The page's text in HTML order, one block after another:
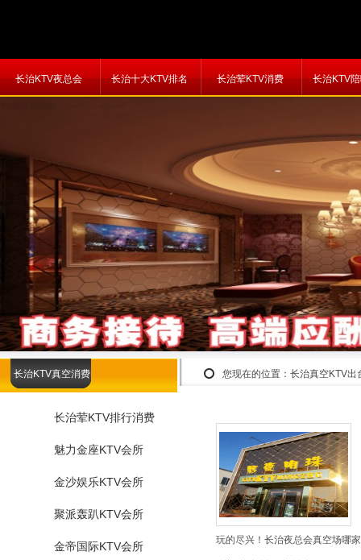
长治KTV夜总会 长治十大KTV排名 长治荤KTV消费 长治KTV
您现在的位置： 长治真空KTV出
长治KTV真空消费
长治荤KTV排行消费
魅力金座KTV会所
金沙娱乐KTV会所
聚派轰趴KTV会所
金帝国际KTV会所 玩的尽兴！长治夜总会真空场哪